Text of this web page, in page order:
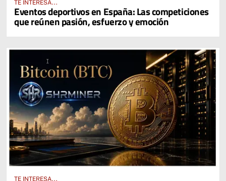
TE INTERESA...
Eventos deportivos en España: Las competiciones
que reúnen pasión, esfuerzo y emoción
TE INTERESA...